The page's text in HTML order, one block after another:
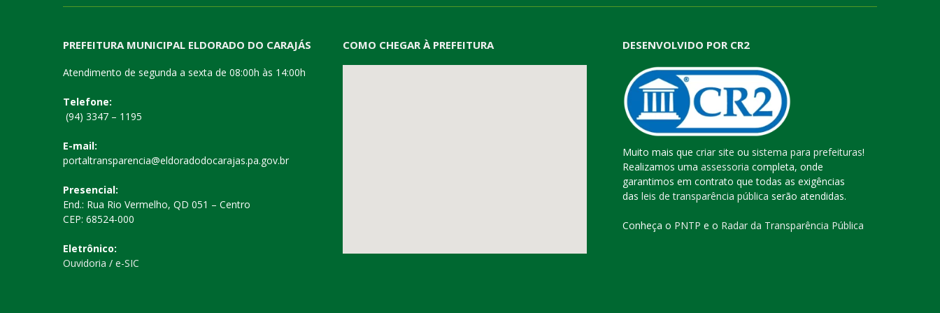
PREFEITURA MUNICIPAL ELDORADO DO CARAJÁS
Atendimento de segunda a sexta de 08:00h às 14:00h
Telefone:
(94) 3347 – 1195
E-mail:
portaltransparencia@eldoradodocarajas.pa.gov.br
Presencial:
End.: Rua Rio Vermelho, QD 051 – Centro
CEP: 68524-000
Eletrônico:
Ouvidoria / e-SIC
COMO CHEGAR À PREFEITURA DESENVOLVIDO POR CR2
Muito mais que criar site ou sistema para prefeituras!
Realizamos uma assessoria completa, onde
garantimos em contrato que todas as exigências
das leis de transparência pública serão atendidas.
Conheça o PNTP e o Radar da Transparência Pública